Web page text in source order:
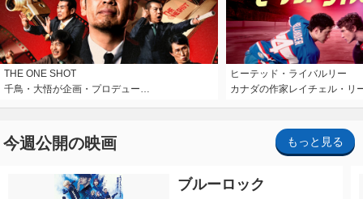
THE ONE SHOT
千鳥・大悟が企画・プロデュー…
ヒーテッド・ライバルリー
カナダの作家レイチェル・リ
今週公開の映画 もっと見る
ブルーロック